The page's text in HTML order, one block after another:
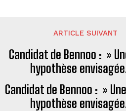
ARTICLE SUIVANT
Candidat de Bennoo : »
hypothèse